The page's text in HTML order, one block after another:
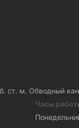
ст. м. Обводный
Часы